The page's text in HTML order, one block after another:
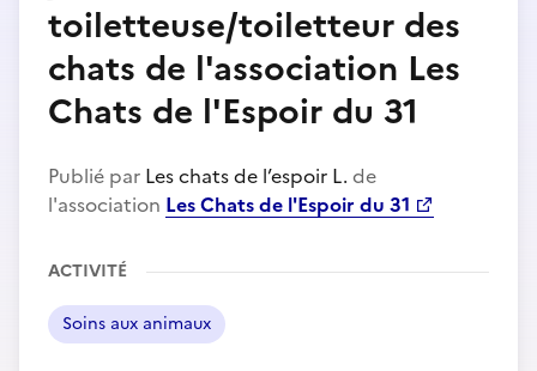
toiletteuse/toiletteur des
chats de l'association Les
Chats de l'Espoir du 31
Publié par Les chats de l’espoir L. de
l'association Les Chats de l'Espoir du 31
ACTIVITÉ
Soins aux animaux